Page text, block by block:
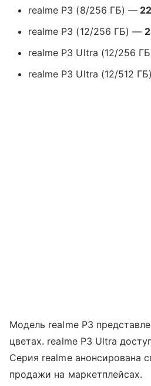
realme P3 (8/256 ГБ) —
realme P3 (12/256 ГБ) —
realme P3 Ultra (12/256
realme P3 Ultra (12/512
Модель realme P3
цветах. realme P3 Ultra
Серия realme анонсирована
продажи на маркетплейсах.